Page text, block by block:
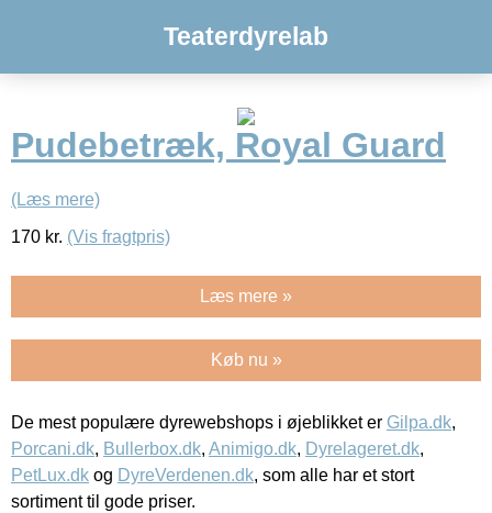
Teaterdyrelab
Pudebetræk, Royal Guard
(Læs mere)
170 kr. (Vis fragtpris)
Læs mere »
Køb nu »
De mest populære dyrewebshops i øjeblikket er Gilpa.dk,
Porcani.dk, Bullerbox.dk, Animigo.dk, Dyrelageret.dk,
PetLux.dk og DyreVerdenen.dk, som alle har et stort
sortiment til gode priser.